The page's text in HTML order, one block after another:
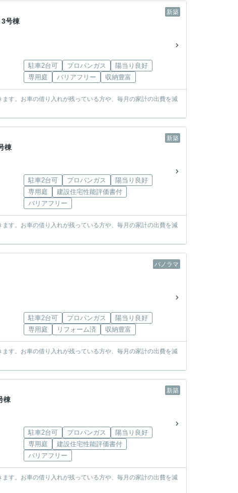
新築
3号棟
駐車2台可 プロパンガス
陽当り良好
専用庭
バリアフリー 収納豊富
す。お車の借り入れが残っている方や、毎月の家計の出費を減
新築
棟
駐車2台可 プロパンガス
陽当り良好
専用庭
建設住宅性能評価書付
バリアフリー
す。お車の借り入れが残っている方や、毎月の家計の出費を減
パノラマ
駐車2台可 プロパンガス
陽当り良好
専用庭
リフォーム済 収納豊富
す。お車の借り入れが残っている方や、毎月の家計の出費を減
新築
棟
駐車2台可 プロパンガス
陽当り良好
専用庭
建設住宅性能評価書付
バリアフリー
す。お車の借り入れが残っている方や、毎月の家計の出費を減